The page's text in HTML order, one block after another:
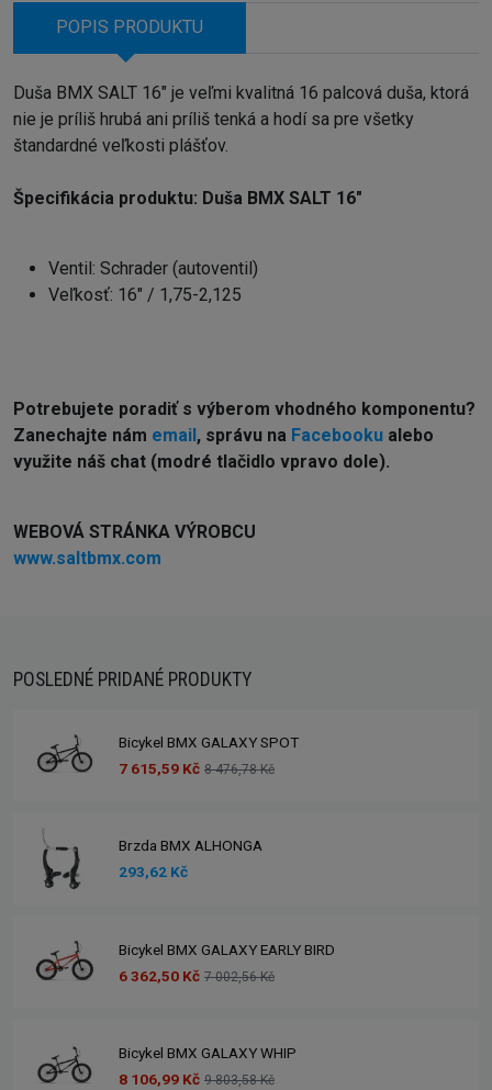
POPIS PRODUKTU
Duša BMX SALT 16" je veľmi kvalitná 16 palcová duša, ktorá
nie je príliš hrubá ani príliš tenká a hodí sa pre všetky
štandardné veľkosti plášťov.
Špecifikácia produktu: Duša BMX SALT 16"
Ventil: Schrader (autoventil)
Veľkosť: 16" / 1,75-2,125
Potrebujete poradiť s výberom vhodného komponentu?
Zanechajte nám email, správu na Facebooku alebo
využite náš chat (modré tlačidlo vpravo dole).
WEBOVÁ STRÁNKA VÝROBCU
www.saltbmx.com
POSLEDNÉ PRIDANÉ PRODUKTY
Bicykel BMX GALAXY SPOT
7 615,59 Kč 8 476,78 Kč
Brzda BMX ALHONGA
293,62 Kč
Bicykel BMX GALAXY EARLY BIRD
6 362,50 Kč 7 002,56 Kč
Bicykel BMX GALAXY WHIP
8 106,99 Kč 9 803,58 Kč